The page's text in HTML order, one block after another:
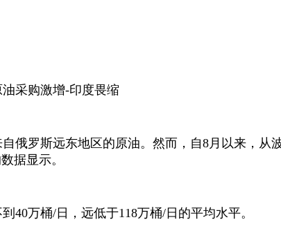
采购激增-印度畏缩
俄罗斯远东地区的原油。然而，自8 月以来，从
据显示。
到40万桶/日，远低于118万桶/日的平均水平。